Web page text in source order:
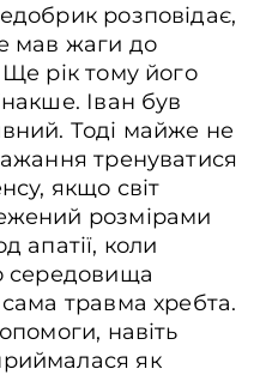
розповідає,
мав жаги до
рік тому його
Іван був
Тоді майже не
тренуватися
якщо світ
розмірами
апатії, коли
середовища
травма хребта.
навіть
як